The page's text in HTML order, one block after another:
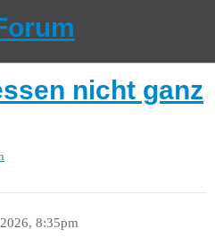
nicht ganz
8:35pm